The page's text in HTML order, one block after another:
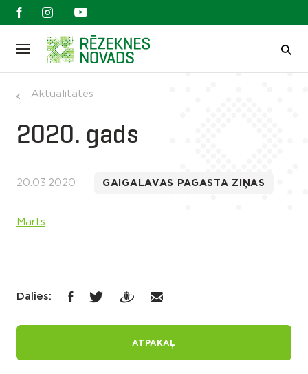
Aktualitātes
2020. gads
20.03.2020 GAIGALAVAS PAGASTA ZIŅAS
Marts
Dalies:
ATPAKAĻ